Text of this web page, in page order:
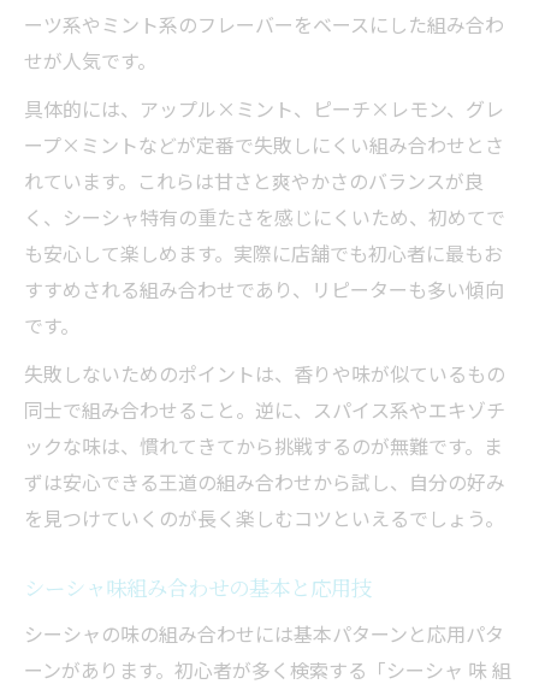
ーツ系やミント系のフレーバーをベースにした組み合わ
せが人気です。
具体的には、アップル×ミント、ピーチ×レモン、グレ
ープ×ミントなどが定番で失敗しにくい組み合わせとさ
れています。これらは甘さと爽やかさのバランスが良
く、シーシャ特有の重たさを感じにくいため、初めてで
も安心して楽しめます。実際に店舗でも初心者に最もお
すすめされる組み合わせであり、リピーターも多い傾向
です。
失敗しないためのポイントは、香りや味が似ているもの
同士で組み合わせること。逆に、スパイス系やエキゾチ
ックな味は、慣れてきてから挑戦するのが無難です。ま
ずは安心できる王道の組み合わせから試し、自分の好み
を見つけていくのが長く楽しむコツといえるでしょう。
シーシャ味組み合わせの基本と応用技
シーシャの味の組み合わせには基本パターンと応用パタ
ーンがあります。初心者が多く検索する「シーシャ 味 組